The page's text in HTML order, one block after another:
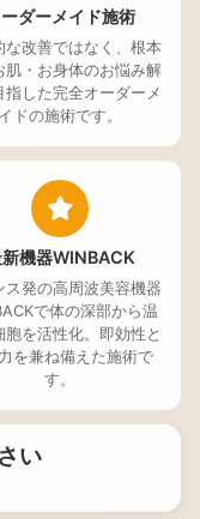
ダーメイド施術
な改善ではなく、根本
肌・お身体のお悩み解
指した完全オーダーメ
イドの施術です。
機器WINBACK
ス発の高周波美容機器
で体の深部から温
胞を活性化。即効性と
を兼ね備えた施術で
す。
い